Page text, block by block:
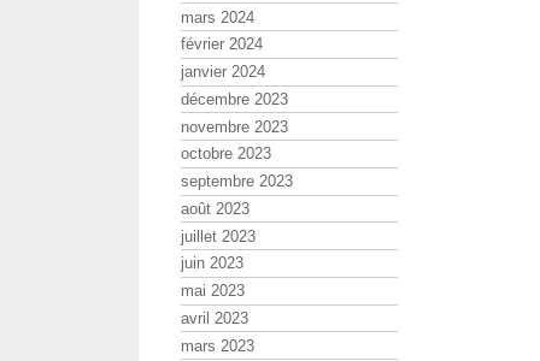
mars 2024
février 2024
janvier 2024
décembre 2023
novembre 2023
octobre 2023
septembre 2023
août 2023
juillet 2023
juin 2023
mai 2023
avril 2023
mars 2023